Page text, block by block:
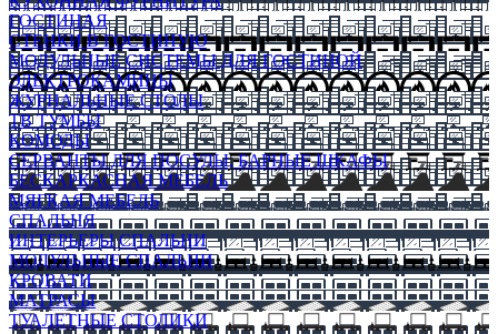
ГОСТИНАЯ
СТЕНКИ В ГОСТИНУЮ
МОДУЛЬНЫЕ СИСТЕМЫ ДЛЯ ГОСТИНОЙ
ЭЛЕКТРОКАМИНЫ
ЖУРНАЛЬНЫЕ СТОЛЫ
ТВ ТУМБЫ
КОМОДЫ
СЕРВАНТЫ ДЛЯ ПОСУДЫ, БАРНЫЕ ШКАФЫ
БЕСКАРКАСНАЯ МЕБЕЛЬ
МЯГКАЯ МЕБЕЛЬ
СПАЛЬНЯ
ИНТЕРЬЕРЫ СПАЛЬНИ
МОДУЛЬНЫЕ СПАЛЬНИ
КРОВАТИ
МАТРАСЫ
ТУАЛЕТНЫЕ СТОЛИКИ